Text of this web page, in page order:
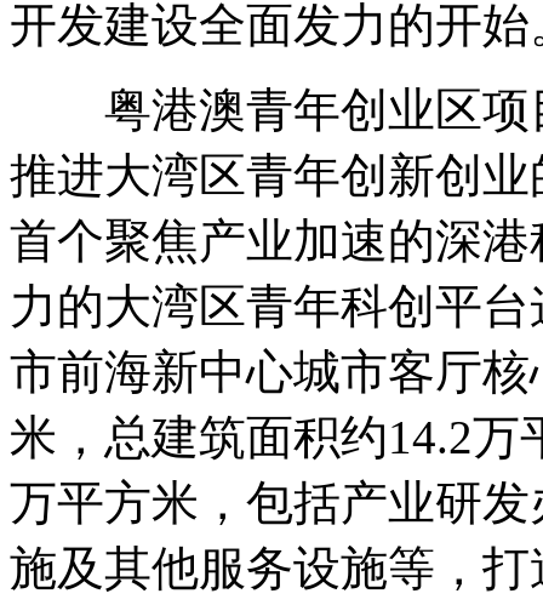
开发建设全面发力的开始
粤港澳青年创业区项
推进大湾区青年创新创
首个聚焦产业加速的深
力的大湾区青年科创平
市前海新中心城市客厅
米，总建筑面积约14.2
万平方米，包括产业研
施及其他服务设施等，